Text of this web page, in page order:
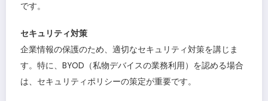
です。
セキュリティ対策
企業情報の保護のため、適切なセキュリティ対策を講じま
す。特に、BYOD（私物デバイスの業務利用）を認める場合
は、セキュリティポリシーの策定が重要です。